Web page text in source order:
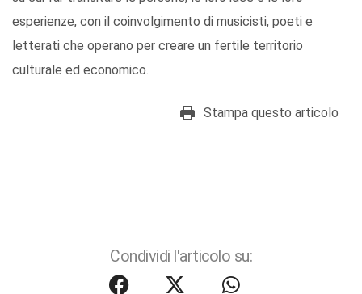
esperienze, con il coinvolgimento di musicisti, poeti e
letterati che operano per creare un fertile territorio
culturale ed economico.
Stampa questo articolo
Condividi l'articolo su: